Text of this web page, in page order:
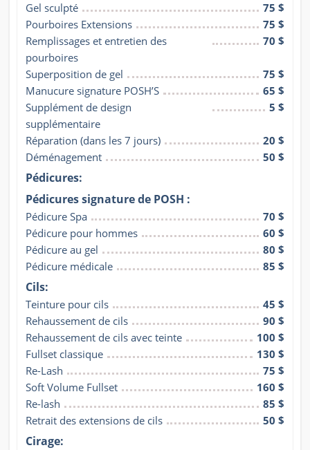
Gel sculpté
75 $
Pourboires Extensions
75 $
Remplissages et entretien des
pourboires
70 $
Superposition de gel
75 $
Manucure signature POSH’S
65 $
Supplément de design
supplémentaire
5 $
Réparation (dans les 7 jours)
20 $
Déménagement
50 $
Pédicures:
Pédicures signature de POSH :
Pédicure Spa
70 $
Pédicure pour hommes
60 $
Pédicure au gel
80 $
Pédicure médicale
85 $
Cils:
Teinture pour cils
45 $
Rehaussement de cils
90 $
Rehaussement de cils avec teinte
100 $
Fullset classique
130 $
Re-Lash
75 $
Soft Volume Fullset
160 $
Re-lash
85 $
Retrait des extensions de cils
50 $
Cirage: